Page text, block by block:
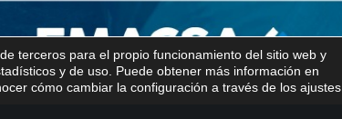
terceros para el propio funcionamiento del sitio web y
y de uso. Puede obtener más información en
cómo cambiar la configuración a través de los ajustes